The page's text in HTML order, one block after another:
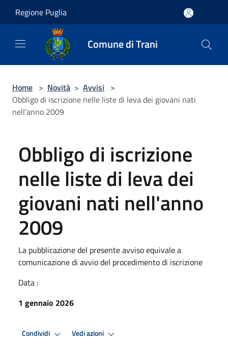
Regione Puglia
Comune di Trani
Home > Novità > Avvisi >
Obbligo di iscrizione nelle liste di leva dei giovani nati
nell'anno 2009
Obbligo di iscrizione
nelle liste di leva dei
giovani nati nell'anno
2009
La pubblicazione del presente avviso equivale a
comunicazione di avvio del procedimento di iscrizione
Data :
1 gennaio 2026
Condividi Vedi azioni